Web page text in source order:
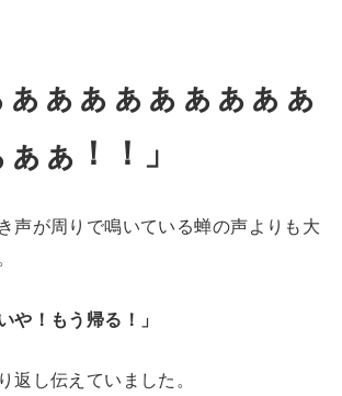
ぁぁぁぁぁぁぁぁぁ
ぁ！！」
声が周りで鳴いている蝉の声よりも大
や！もう帰る！」
返し伝えていました。